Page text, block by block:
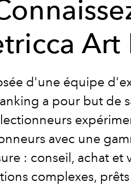
Art
d'une équipe
a pour but de
avec une
: conseil, achat et
complexes,